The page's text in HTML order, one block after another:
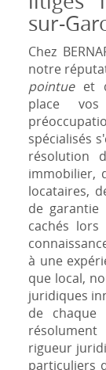
sur-
Chez
notre
pointueet
place
spécialisés
résolution
immobilier,
locataires,
de
cachés
à une
que local,
juridiques
de chaque
rigueur
particuliers